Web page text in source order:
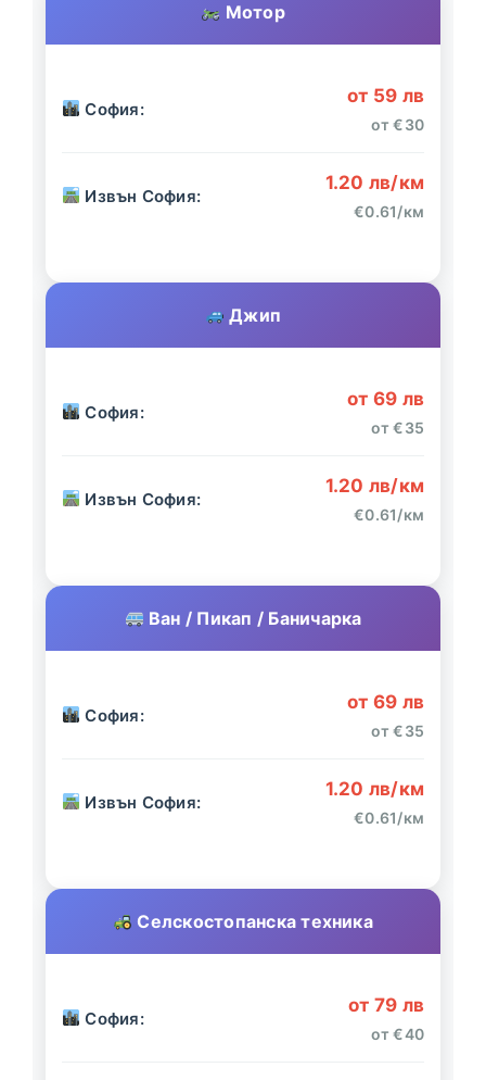
Мотор
София:
от 59 лв
от €30
Извън София:
1.20 лв/км
€0.61/км
Джип
София:
от 69 лв
от €35
Извън София:
1.20 лв/км
€0.61/км
Ван / Пикап / Баничарка
София:
от 69 лв
от €35
Извън София:
1.20 лв/км
€0.61/км
Селскостопанска техника
София:
от 79 лв
от €40